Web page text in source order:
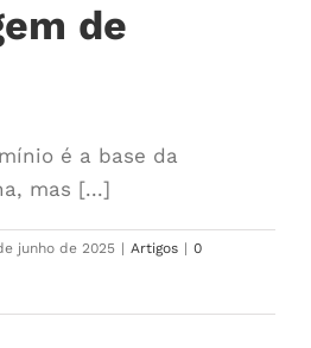
de
é a base da
mas [...]
junho de 2025 | Artigos | 0